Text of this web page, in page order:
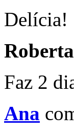
Delícia!
Roberta
Faz 2
Ana